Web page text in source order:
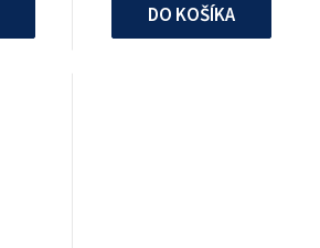
DO KOŠÍKA